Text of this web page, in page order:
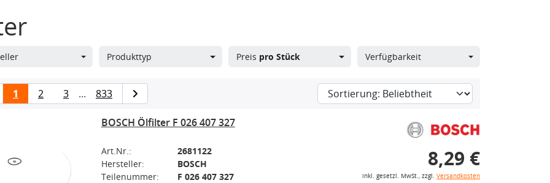
Produkttyp Preis pro Stück Verfügbarkeit
1 2 3 ... 833
BOSCH Ölfilter F 026 407 327
Art.Nr.:
2681122
Hersteller:
BOSCH
Teilenummer:
F 026 407 327
8,29 €
inkl. gesetzl. MwSt., zzgl. Versandkosten